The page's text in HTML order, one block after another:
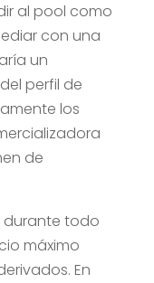
al pool como
con una
un
perfil de
los
de
durante todo
máximo
En